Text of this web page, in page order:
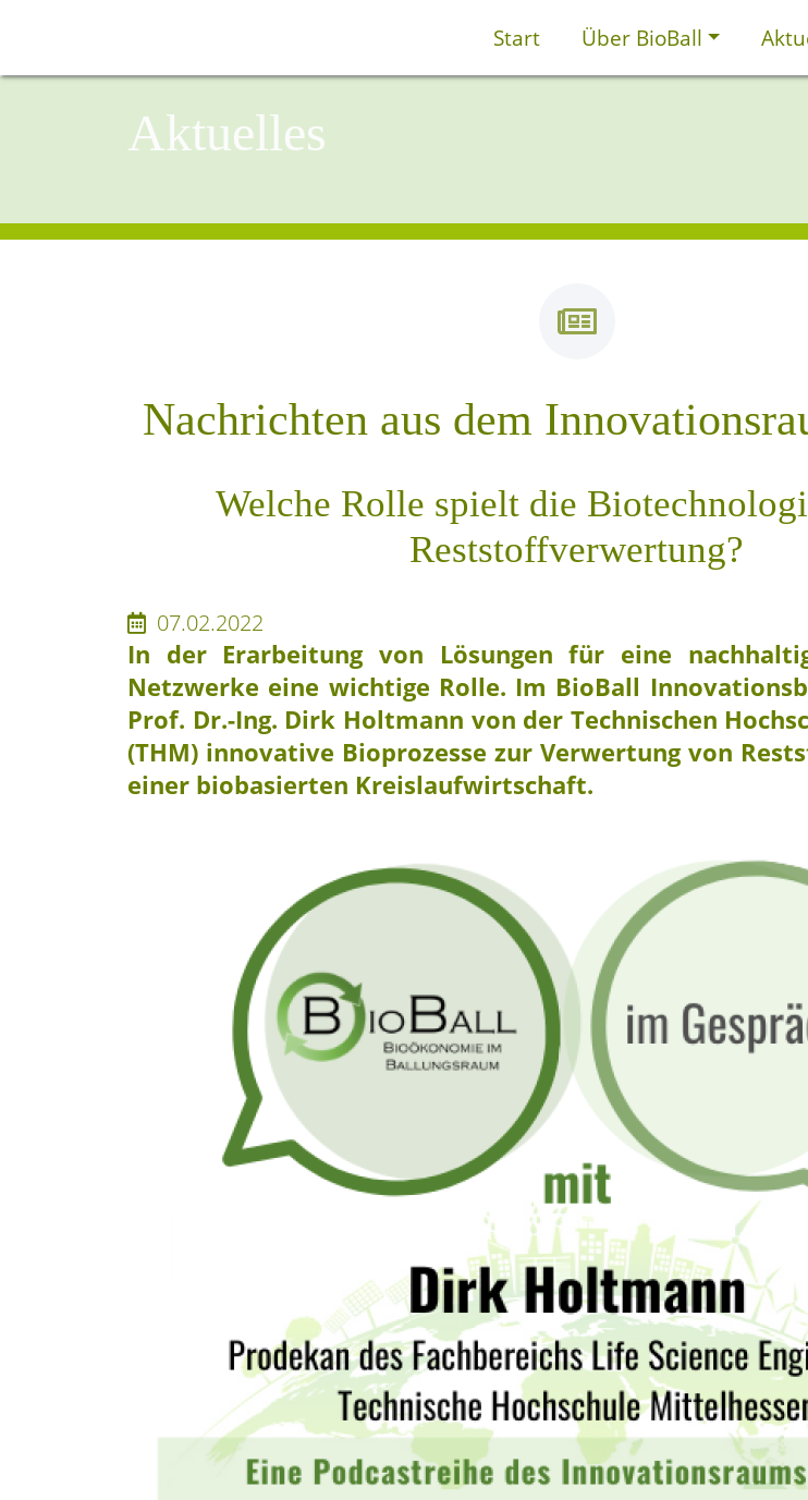
Start Über BioBall
Aktuelles
Nachrichten aus dem
Welche Rolle spielt die
Reststoffverwertung?
07.02.2022
In der Erarbeitung von Lösungen für eine
Netzwerke eine wichtige Rolle. Im BioBall
Prof. Dr.-Ing. Dirk Holtmann von der Technischen
(THM) innovative Bioprozesse zur Verwertung von
einer biobasierten Kreislaufwirtschaft.